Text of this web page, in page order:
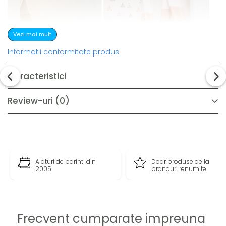
Vezi mai mult
Informatii conformitate produs
Caracteristici
Review-uri (0)
Alaturi de parinti din
2005.
Doar produse de la
branduri renumite.
Frecvent cumparate impreuna